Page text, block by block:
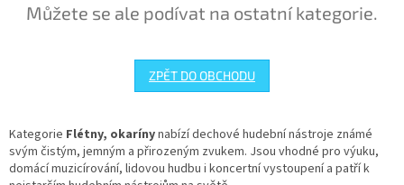
Můžete se ale podívat na ostatní kategorie.
ZPĚT DO OBCHODU
Kategorie Flétny, okarínynabízí dechové hudební nástroje známé
svým čistým, jemným a přirozeným zvukem. Jsou vhodné pro výuku,
domácí muzicírování, lidovou hudbu i koncertní vystoupení a patří k